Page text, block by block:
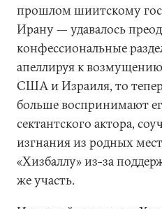
прошлом шиитскому
Ирану — удавалось
конфессиональные
апеллируя к
США и Израиля, то
больше воспринимают
сектантского актора,
изгнания из родных
«Хизбаллу» из-за
же участь.